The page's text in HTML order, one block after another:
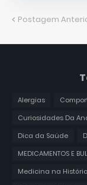
Postagem
Alergias
Curiosidades Da
Dica da Saúde
MEDICAMENTOS E
Medicina na História